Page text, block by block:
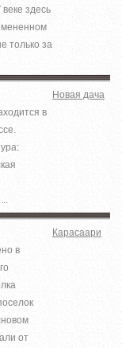
здесь
только за
в
Новая дача
в
от
Карасаари